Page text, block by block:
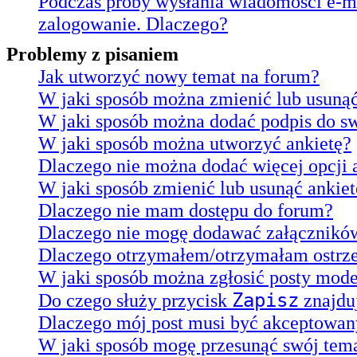
zalogowanie. Dlaczego?
Problemy z pisaniem
Jak utworzyć nowy temat na forum?
W jaki sposób można zmienić lub
W jaki sposób można dodać podpis do
W jaki sposób można utworzyć ankietę?
Dlaczego nie można dodać więcej opcji
W jaki sposób zmienić lub usunąć
Dlaczego nie mam dostępu do forum?
Dlaczego nie mogę dodawać
Dlaczego otrzymałem/otrzymałam
W jaki sposób można zgłosić posty
Do czego służy przycisk Zapisz
Dlaczego mój post musi być
W jaki sposób mogę przesunąć swój